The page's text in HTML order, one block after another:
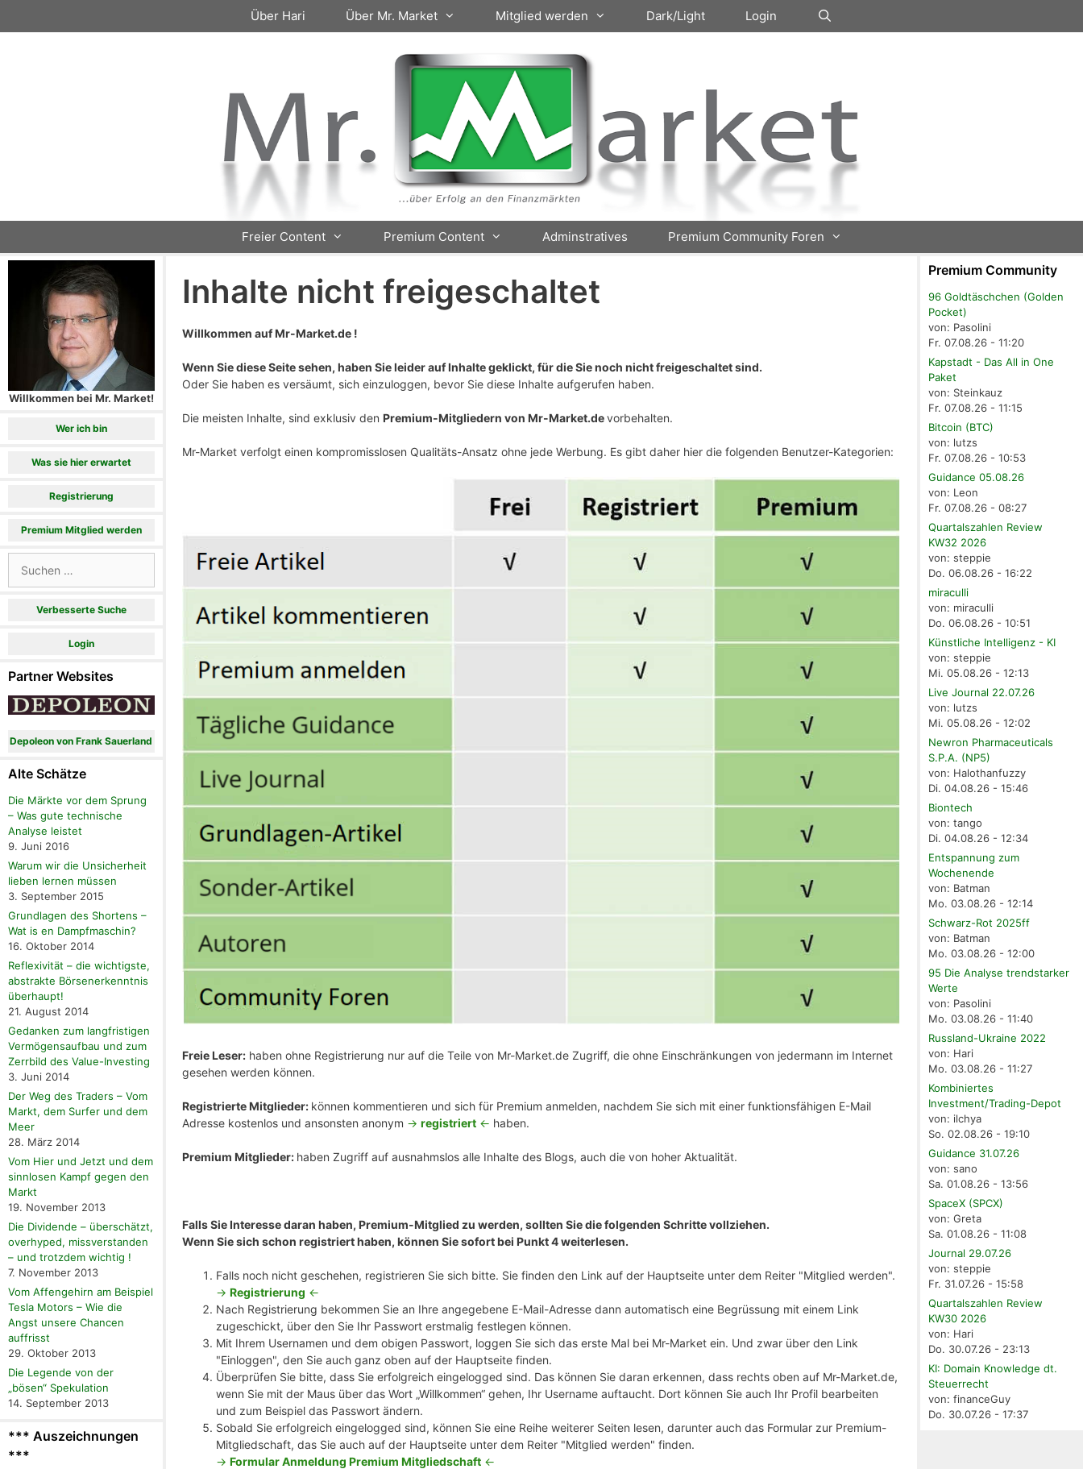
Über Hari Über Mr. Market Mitglied werden Dark/Light Login
Freier Content Premium Content Adminstratives Premium Community Foren
Inhalte nicht freigeschaltet
Willkommen auf Mr-Market.de !
Wenn Sie diese Seite sehen, haben Sie leider auf Inhalte geklickt, für die Sie noch nicht freigeschaltet sind.
Oder Sie haben es versäumt, sich einzuloggen, bevor Sie diese Inhalte aufgerufen haben.
Die meisten Inhalte, sind exklusiv den Premium-Mitgliedern von Mr-Market.devorbehalten.
Mr-Market verfolgt einen kompromisslosen Qualitäts-Ansatz ohne jede Werbung. Es gibt daher hier die folgenden Benutzer-Kategorien:
Freie Leser:haben ohne Registrierung nur auf die Teile von Mr-Market.de Zugriff, die ohne Einschränkungen von jedermann im Internet
gesehen werden können.
Registrierte Mitglieder: können kommentieren und sich für Premium anmelden, nachdem Sie sich mit einer funktionsfähigen E-Mail
Adresse kostenlos und ansonsten anonym -> registriert<- haben.
Premium Mitglieder: haben Zugriff auf ausnahmslos alle Inhalte des Blogs, auch die von hoher Aktualität.
Falls Sie Interesse daran haben, Premium-Mitglied zu werden, sollten Sie die folgenden Schritte vollziehen.
Wenn Sie sich schon registriert haben, können Sie sofort bei Punkt 4 weiterlesen.
Falls noch nicht geschehen, registrieren Sie sich bitte. Sie finden den Link auf der Hauptseite unter dem Reiter "Mitglied werden".
-> Registrierung <-
Nach Registrierung bekommen Sie an Ihre angegebene E-Mail-Adresse dann automatisch eine Begrüssung mit einem Link
zugeschickt, über den Sie Ihr Passwort erstmalig festlegen können.
Mit Ihrem Usernamen und dem obigen Passwort, loggen Sie sich das erste Mal bei Mr-Market ein. Und zwar über den Link
"Einloggen", den Sie auch ganz oben auf der Hauptseite finden.
Überprüfen Sie bitte, dass Sie erfolgreich eingelogged sind. Das können Sie daran erkennen, dass rechts oben auf Mr-Market.de,
wenn Sie mit der Maus über das Wort „Willkommen“ gehen, Ihr Username auftaucht. Dort können Sie auch Ihr Profil bearbeiten
und zum Beispiel das Passwort ändern.
Sobald Sie erfolgreich eingelogged sind, können Sie eine Reihe weiterer Seiten lesen, darunter auch das Formular zur Premium-
Mitgliedschaft, das Sie auch auf der Hauptseite unter dem Reiter "Mitglied werden" finden.
-> Formular Anmeldung Premium Mitgliedschaft<-
Willkommen bei Mr. Market!
Wer ich bin
Was sie hier erwartet
Registrierung
Premium Mitglied werden
nach:
Verbesserte Suche
Login
Partner Websites
Depoleon von Frank Sauerland
Alte Schätze
Die Märkte vor dem Sprung
– Was gute technische
Analyse leistet
9. Juni 2016
Warum wir die Unsicherheit
lieben lernen müssen
3. September 2015
Grundlagen des Shortens –
Wat is en Dampfmaschin?
16. Oktober 2014
Reflexivität – die wichtigste,
abstrakte Börsenerkenntnis
überhaupt!
21. August 2014
Gedanken zum langfristigen
Vermögensaufbau und zum
Zerrbild des Value-Investing
3. Juni 2014
Der Weg des Traders – Vom
Markt, dem Surfer und dem
Meer
28. März 2014
Vom Hier und Jetzt und dem
sinnlosen Kampf gegen den
Markt
19. November 2013
Die Dividende – überschätzt,
overhyped, missverstanden
– und trotzdem wichtig !
7. November 2013
Vom Affengehirn am Beispiel
Tesla Motors – Wie die
Angst unsere Chancen
auffrisst
29. Oktober 2013
Die Legende von der
„bösen“ Spekulation
14. September 2013
*** Auszeichnungen
***
Premium Community
96 Goldtäschchen (Golden
Pocket)
von: Pasolini
Fr. 07.08.26 - 11:20
Kapstadt - Das All in One
Paket
von: Steinkauz
Fr. 07.08.26 - 11:15
Bitcoin (BTC)
von: lutzs
Fr. 07.08.26 - 10:53
Guidance 05.08.26
von: Leon
Fr. 07.08.26 - 08:27
Quartalszahlen Review
KW32 2026
von: steppie
Do. 06.08.26 - 16:22
miraculli
von: miraculli
Do. 06.08.26 - 10:51
Künstliche Intelligenz - KI
von: steppie
Mi. 05.08.26 - 12:13
Live Journal 22.07.26
von: lutzs
Mi. 05.08.26 - 12:02
Newron Pharmaceuticals
S.P.A. (NP5)
von: Halothanfuzzy
Di. 04.08.26 - 15:46
Biontech
von: tango
Di. 04.08.26 - 12:34
Entspannung zum
Wochenende
von: Batman
Mo. 03.08.26 - 12:14
Schwarz-Rot 2025ff
von: Batman
Mo. 03.08.26 - 12:00
95 Die Analyse trendstarker
Werte
von: Pasolini
Mo. 03.08.26 - 11:40
Russland-Ukraine 2022
von: Hari
Mo. 03.08.26 - 11:27
Kombiniertes
Investment/Trading-Depot
von: ilchya
So. 02.08.26 - 19:10
Guidance 31.07.26
von: sano
Sa. 01.08.26 - 13:56
SpaceX (SPCX)
von: Greta
Sa. 01.08.26 - 11:08
Journal 29.07.26
von: steppie
Fr. 31.07.26 - 15:58
Quartalszahlen Review
KW30 2026
von: Hari
Do. 30.07.26 - 23:13
KI: Domain Knowledge dt.
Steuerrecht
von: financeGuy
Do. 30.07.26 - 17:37